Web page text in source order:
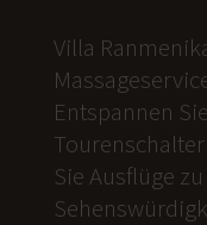
Villa
Entspannen
Sie Ausflüge